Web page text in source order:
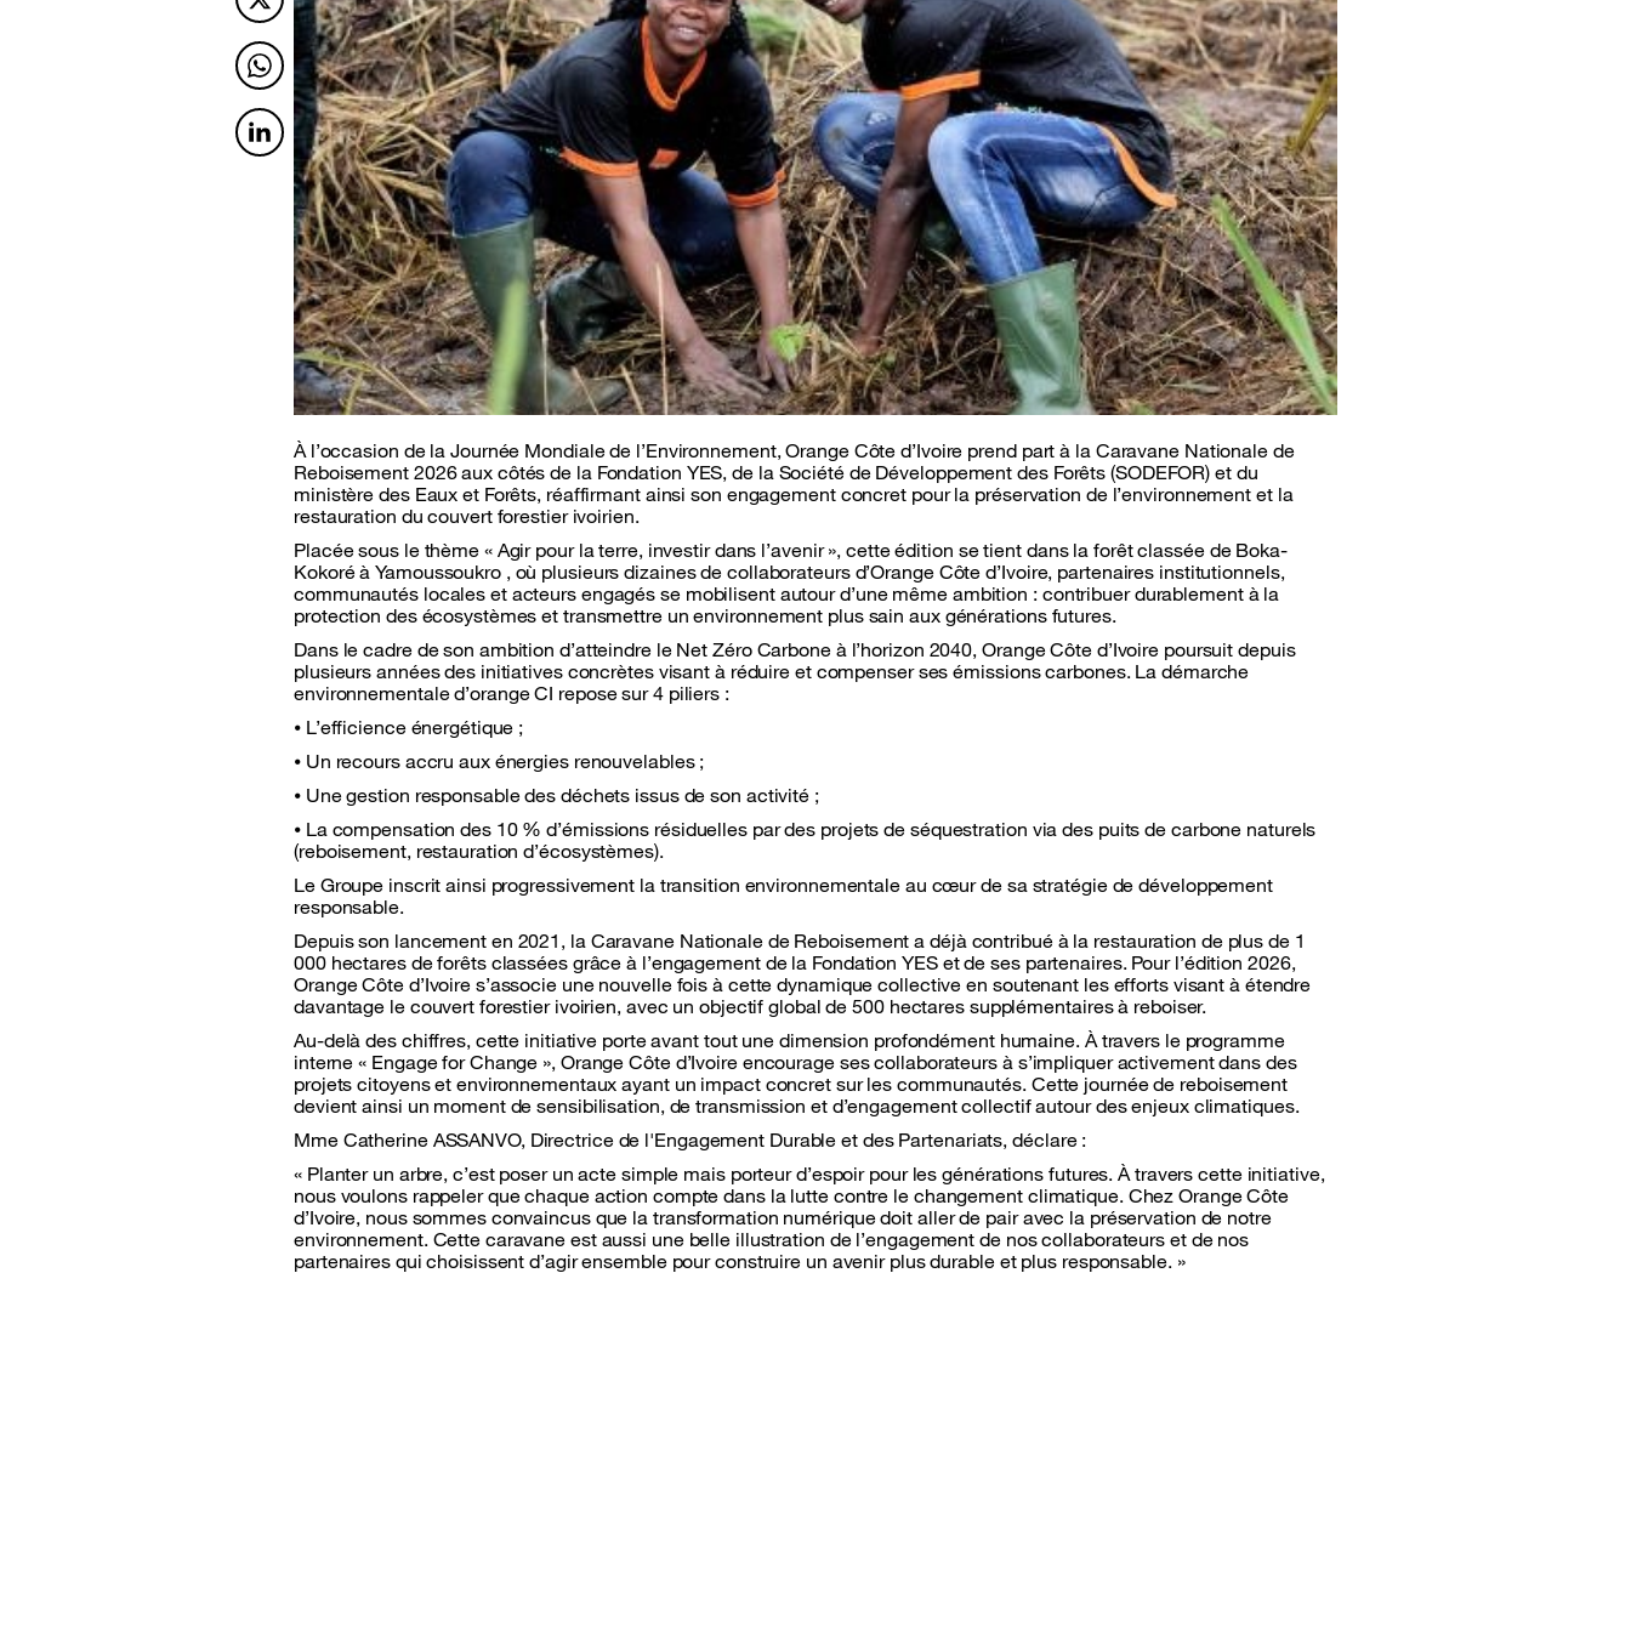
Twitter
Twitter
Twitter
À l’occasion de la Journée Mondiale de l’Environnement, Orange Côte d’Ivoire prend part à la Caravane Nationale de
Reboisement 2026 aux côtés de la Fondation YES, de la Société de Développement des Forêts (SODEFOR) et du
ministère des Eaux et Forêts, réaffirmant ainsi son engagement concret pour la préservation de l’environnement et la
restauration du couvert forestier ivoirien.
Placée sous le thème « Agir pour la terre, investir dans l’avenir », cette édition se tient dans la forêt classée de Boka-
Kokoré à Yamoussoukro , où plusieurs dizaines de collaborateurs d’Orange Côte d’Ivoire, partenaires institutionnels,
communautés locales et acteurs engagés se mobilisent autour d’une même ambition : contribuer durablement à la
protection des écosystèmes et transmettre un environnement plus sain aux générations futures.
Dans le cadre de son ambition d’atteindre le Net Zéro Carbone à l’horizon 2040, Orange Côte d’Ivoire poursuit depuis
plusieurs années des initiatives concrètes visant à réduire et compenser ses émissions carbones. La démarche
environnementale d’orange CI repose sur 4 piliers :
⦁ L’efficience énergétique ;
⦁ Un recours accru aux énergies renouvelables ;
⦁ Une gestion responsable des déchets issus de son activité ;
⦁ La compensation des 10 % d’émissions résiduelles par des projets de séquestration via des puits de carbone naturels
(reboisement, restauration d’écosystèmes).
Le Groupe inscrit ainsi progressivement la transition environnementale au cœur de sa stratégie de développement
responsable.
Depuis son lancement en 2021, la Caravane Nationale de Reboisement a déjà contribué à la restauration de plus de 1
000 hectares de forêts classées grâce à l’engagement de la Fondation YES et de ses partenaires. Pour l’édition 2026,
Orange Côte d’Ivoire s’associe une nouvelle fois à cette dynamique collective en soutenant les efforts visant à étendre
davantage le couvert forestier ivoirien, avec un objectif global de 500 hectares supplémentaires à reboiser.
Au-delà des chiffres, cette initiative porte avant tout une dimension profondément humaine. À travers le programme
interne « Engage for Change », Orange Côte d’Ivoire encourage ses collaborateurs à s’impliquer activement dans des
projets citoyens et environnementaux ayant un impact concret sur les communautés. Cette journée de reboisement
devient ainsi un moment de sensibilisation, de transmission et d’engagement collectif autour des enjeux climatiques.
Mme Catherine ASSANVO, Directrice de l'Engagement Durable et des Partenariats, déclare :
« Planter un arbre, c’est poser un acte simple mais porteur d’espoir pour les générations futures. À travers cette initiative,
nous voulons rappeler que chaque action compte dans la lutte contre le changement climatique. Chez Orange Côte
d’Ivoire, nous sommes convaincus que la transformation numérique doit aller de pair avec la préservation de notre
environnement. Cette caravane est aussi une belle illustration de l’engagement de nos collaborateurs et de nos
partenaires qui choisissent d’agir ensemble pour construire un avenir plus durable et plus responsable. »